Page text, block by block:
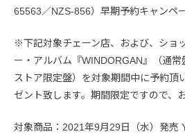
65563／NZS-856）早期予約キャンペ
※下記対象チェーン店、および、ショ
ー・アルバム『WINDORGAN』（通
ストア限定盤）を対象期間中に予約頂
ゼント致します。期間限定ですので、
対象商品：2021年9月29日（水）発売